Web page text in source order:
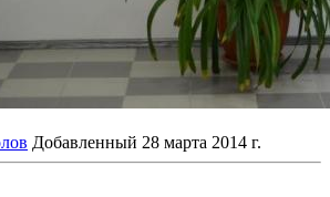
Добавленный 28 марта 2014 г.